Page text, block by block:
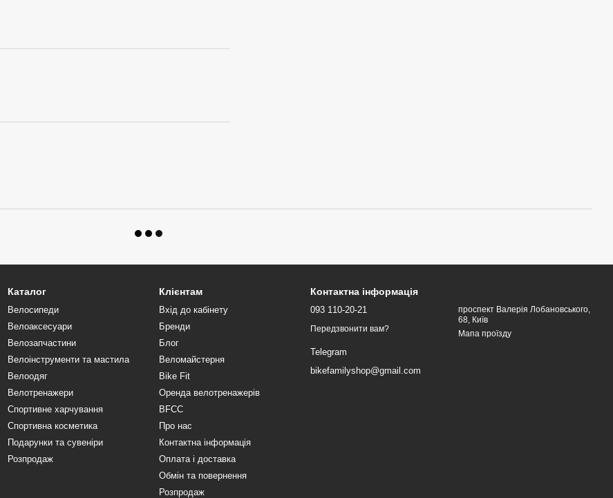
Каталог
Велосипеди
Велоаксесуари
Велозапчастини
Велоінструменти та мастила
Велоодяг
Велотренажери
Спортивне харчування
Спортивна косметика
Подарунки та сувеніри
Розпродаж
Клієнтам
Вхід до кабінету
Бренди
Блог
Веломайстерня
Bike Fit
Оренда велотренажерів
BFCC
Про нас
Контактна інформація
Оплата і доставка
Обмін та повернення
Розпродаж
Контактна інформація
093 110-20-21
Передзвонити вам?
Telegram
bikefamilyshop@gmail.com
проспект Валерія Лобановського,
68, Київ
Мапа проїзду